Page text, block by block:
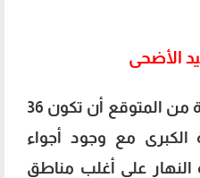
الأضحى
أشارت إلى أن درجة الحرارة من المتوقع أن تكون 36
الكبرى مع وجود أجواء
النهار على أغلب مناطق